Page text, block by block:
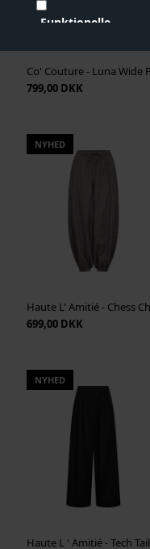
Funktionelle
Vis cookie detaljer
799,00 DKK
NYHED
699,00 DKK
NYHED